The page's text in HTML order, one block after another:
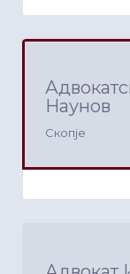
Наунов
Скопје